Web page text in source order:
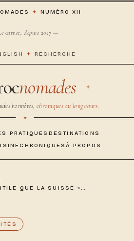
✦ NUMÉRO XII
carnet, depuis 2017 —
✦ RECHERCHE
nomades
honnêtes,chroniques au long cours.
PRATIQUES DESTINATIONS
CHRONIQUESÀ PROPOS
QUE LA SUISSE »…